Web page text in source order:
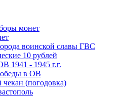
монет
воинской славы ГВС
10 рублей
1941 - 1945 г.г.
в ОВ
чекан (погодовка)